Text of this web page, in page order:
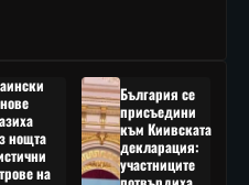
нощта
на
България се
присъедини
към Киивската
декларация:
участниците